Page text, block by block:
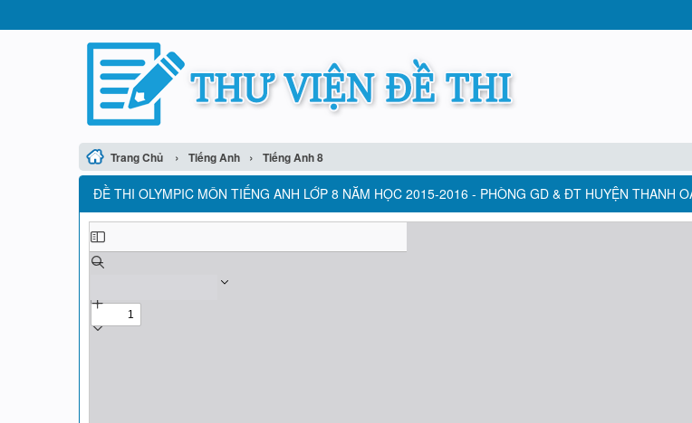
Trang Chủ › Tiếng Anh › Tiếng Anh 8
ĐỀ THI OLYMPIC MÔN TIẾNG ANH LỚP 8 NĂM HỌC 2015-2016 - PHÒNG GD & ĐT HUYỆN THANH